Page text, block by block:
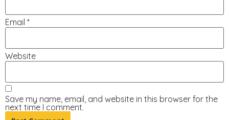
Email *
Website
Save my name, email, and website in this browser for the
next time I comment.